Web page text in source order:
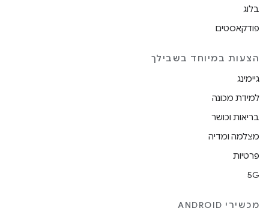
בלוג
פודקאסטים
הצעות במיוחד בשבילך
גיימינג
למידת מכונה
בריאות וכושר
מצלמה ומדיה
פרטיות
5G
מכשירי ANDROID